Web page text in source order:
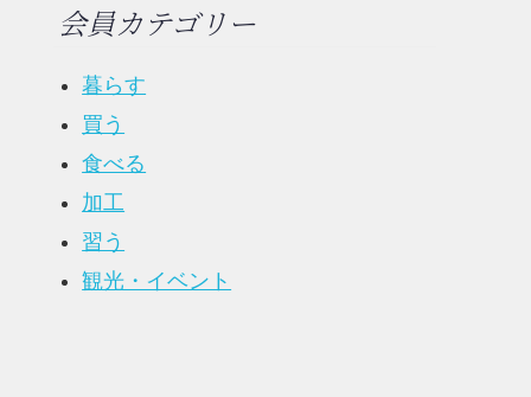
会員カテゴリー
暮らす
買う
食べる
加工
習う
観光・イベント